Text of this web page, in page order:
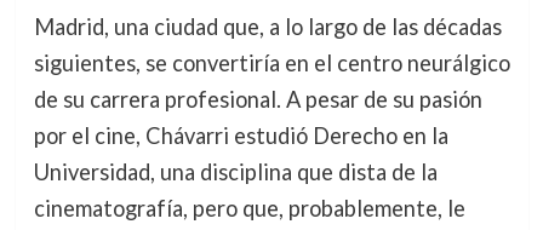
Madrid, una ciudad que, a lo largo de las décadas
siguientes, se convertiría en el centro neurálgico
de su carrera profesional. A pesar de su pasión
por el cine, Chávarri estudió Derecho en la
Universidad, una disciplina que dista de la
cinematografía, pero que, probablemente, le